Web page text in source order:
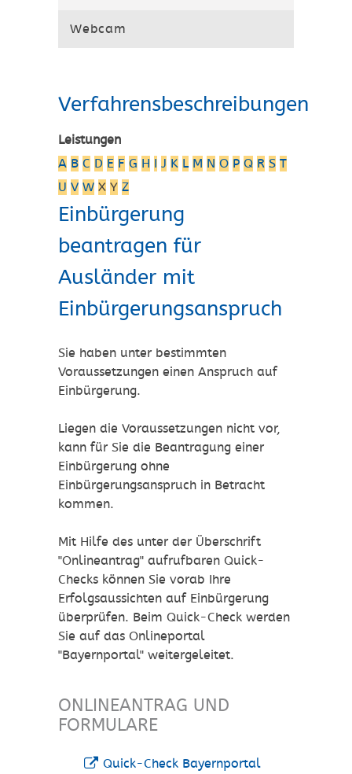
Webcam
Verfahrensbeschreibungen
Leistungen
A B C D E F G H I J K L M N O P Q R S T
U V W X Y Z
Einbürgerung
beantragen für
Ausländer mit
Einbürgerungsanspruch
Sie haben unter bestimmten
Voraussetzungen einen Anspruch auf
Einbürgerung.
Liegen die Voraussetzungen nicht vor,
kann für Sie die Beantragung einer
Einbürgerung ohne
Einbürgerungsanspruch in Betracht
kommen.
Mit Hilfe des unter der Überschrift
"Onlineantrag" aufrufbaren Quick-
Checks können Sie vorab Ihre
Erfolgsaussichten auf Einbürgerung
überprüfen. Beim Quick-Check werden
Sie auf das Onlineportal
"Bayernportal" weitergeleitet.
ONLINEANTRAG UND
FORMULARE
Quick-Check Bayernportal